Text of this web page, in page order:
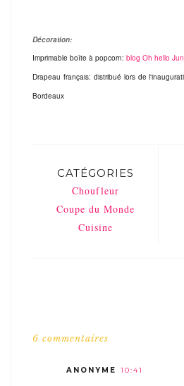
Décoration:
Imprimable boîte à popcorn: blog Oh hello
Drapeau français: distribué lors de
Bordeaux
CATÉGORIES
Choufleur
Coupe du Monde
Cuisine
6 commentaires
ANONYME 10:41